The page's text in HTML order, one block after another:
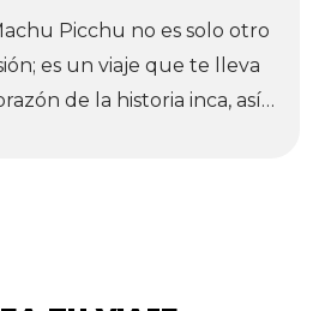
con una cremosa salsa
y una comida que
probar. El más
Picchu no es solo otro
es un viaje que te lleva
de la historia inca, así